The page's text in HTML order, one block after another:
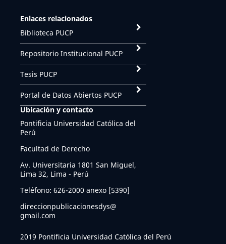
Enlaces relacionados
Biblioteca PUCP
Repositorio Institucional PUCP
Tesis PUCP
Portal de Datos Abiertos PUCP
Ubicación y contacto
Pontificia Universidad Católica del
Perú
Facultad de Derecho
Av. Universitaria 1801 San Miguel,
Lima 32, Lima - Perú
Teléfono: 626-2000 anexo [5390]
direccionpublicacionesdys@
gmail.com
2019 Pontificia Universidad Católica del Perú